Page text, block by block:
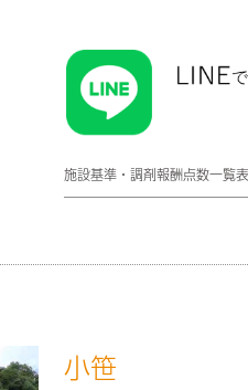
施設基準・調剤報酬点数一覧
小笹